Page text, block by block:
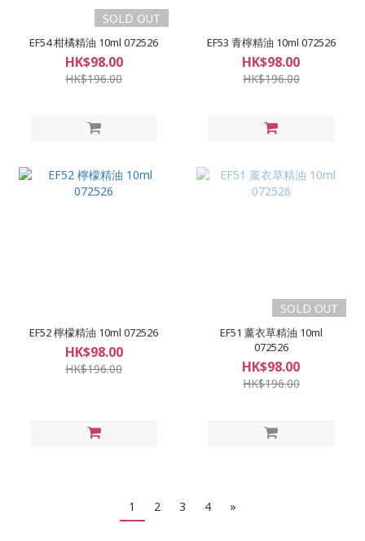
SOLD OUT
EF54 柑橘精油 10ml 072526
HK$98.00
HK$196.00
EF53 青檸精油 10ml 072526
HK$98.00
HK$196.00
EF52 檸檬精油 10ml 072526
HK$98.00
HK$196.00
SOLD OUT
EF51 薰衣草精油 10ml
072526
HK$98.00
HK$196.00
1 2 3 4 »